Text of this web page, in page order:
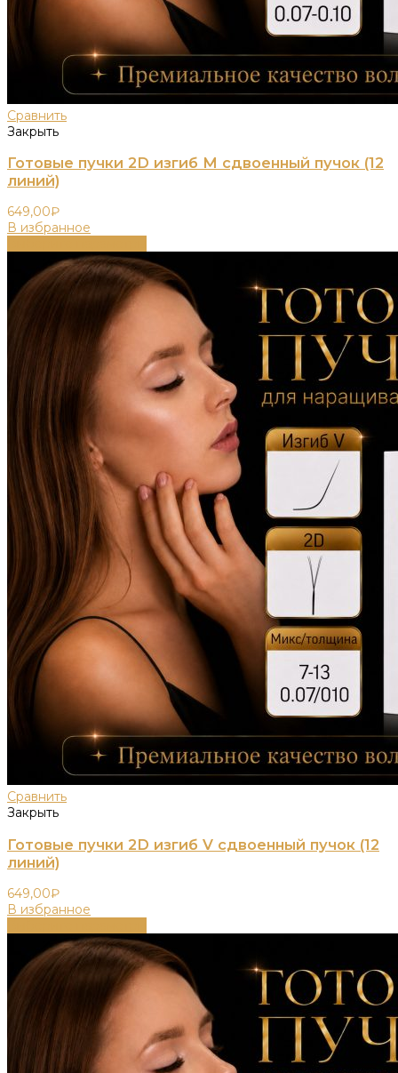
Сравнить
Закрыть
Готовые пучки 2D изгиб M сдвоенный пучок (12
линий)
649,00₽
В избранное
Сравнить
Закрыть
Готовые пучки 2D изгиб V сдвоенный пучок (12
линий)
649,00₽
В избранное